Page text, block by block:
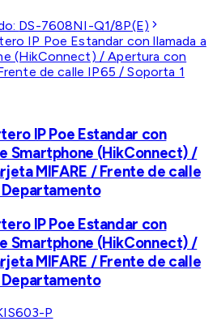
DS-7608NI-Q1/8P(E)
IP Poe Estandar con
Smartphone (HikConnect) /
MIFARE / Frente de calle
Departamento
IP Poe Estandar con
Smartphone (HikConnect) /
MIFARE / Frente de calle
Departamento
P